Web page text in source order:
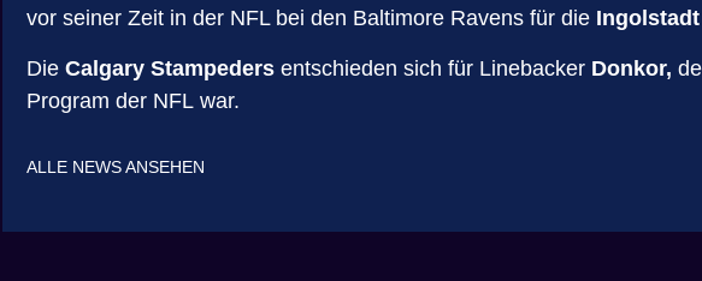
vor seiner Zeit in der NFL bei den Baltimore Ravens für die
Die Calgary Stampeders entschieden sich für Linebacker Donkor,
Program der NFL war.
ALLE NEWS ANSEHEN